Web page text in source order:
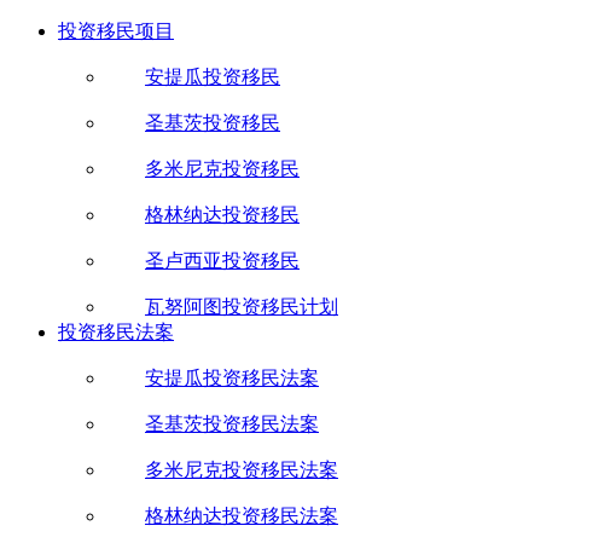
投资移民项目
安提瓜投资移民
圣基茨投资移民
多米尼克投资移民
格林纳达投资移民
圣卢西亚投资移民
瓦努阿图投资移民计划
投资移民法案
安提瓜投资移民法案
圣基茨投资移民法案
多米尼克投资移民法案
格林纳达投资移民法案